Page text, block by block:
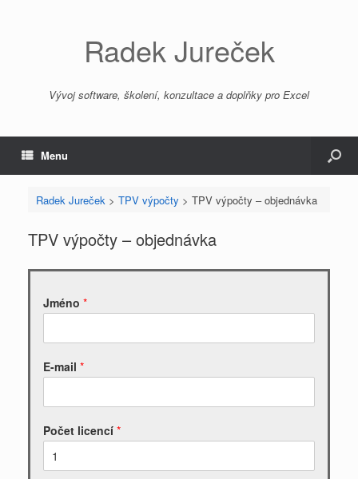
Radek Jureček
Vývoj software, školení, konzultace a doplňky pro Excel
Menu
Radek Jureček > TPV výpočty > TPV výpočty – objednávka
TPV výpočty – objednávka
Jméno *
E-mail *
Počet licencí *